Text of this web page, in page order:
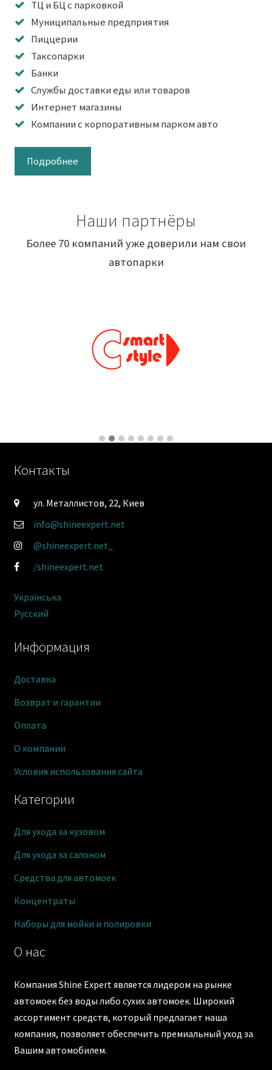
ТЦ и БЦ с парковкой
Муниципальные предприятия
Пиццерии
Таксопарки
Банки
Службы доставки еды или товаров
Интернет магазины
Компании с корпоративным парком авто
Подробнее
Наши партнёры
Более 70 компаний уже доверили нам свои
автопарки
О нас
Компания Shine Expert является лидером на рынке
автомоек без воды либо сухих автомоек. Широкий
ассортимент средств, который предлагает наша
компания, позволяет обеспечить премиальный уход за
Вашим автомобилем.
Категории
Для ухода за кузовом
Для ухода за салоном
Средства для автомоек
Концентраты
Наборы для мойки и полировки
Информация
Доставка
Возврат и гарантии
Оплата
О компании
Условия использования сайта
Контакты
ул. Металлистов, 22, Киев
info@shineexpert.net
@shineexpert.net_
/shineexpert.net
Українська
Русский